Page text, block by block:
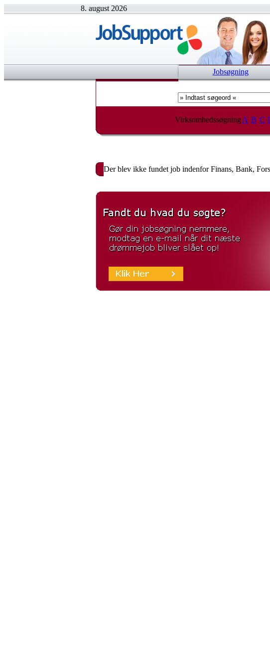
8. august 2026
Jobsøgning
Virksomhedssøgning A B C
Der blev ikke fundet job indenfor Finans, Bank,